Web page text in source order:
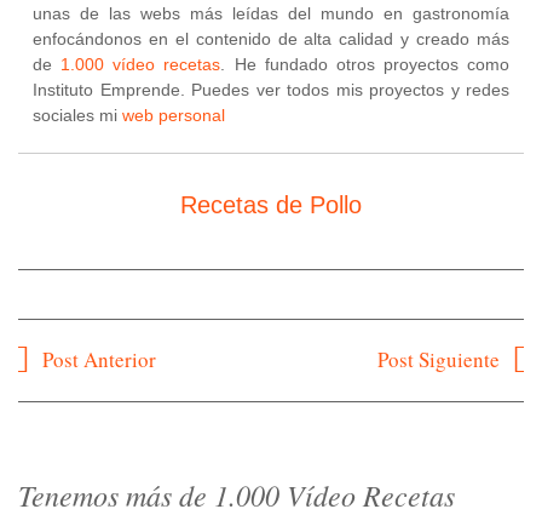
unas de las webs más leídas del mundo en gastronomía
enfocándonos en el contenido de alta calidad y creado más
de 1.000 vídeo recetas . He fundado otros proyectos como
Instituto Emprende. Puedes ver todos mis proyectos y redes
sociales mi web personal
Recetas de Pollo
Navegación
Post Anterior Post Siguiente
Tenemos más de 1.000 Vídeo Recetas